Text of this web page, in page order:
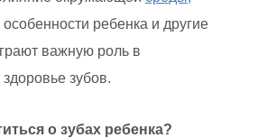
ребенка и другие
важную роль в
зубов.
о зубах ребенка?